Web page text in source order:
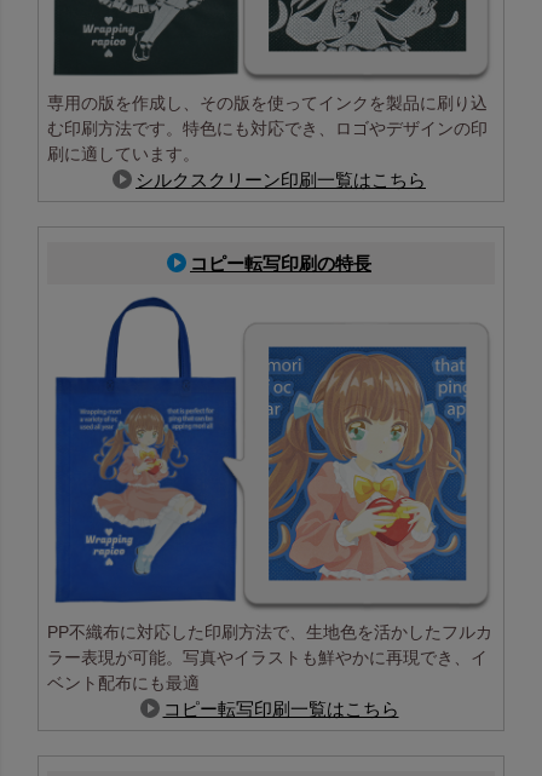
専用の版を作成し、その版を使ってインクを製品に刷り込
む印刷方法です。特色にも対応でき、ロゴやデザインの印
刷に適しています。
シルクスクリーン印刷一覧はこちら
コピー転写印刷の特長
PP不織布に対応した印刷方法で、生地色を活かしたフルカ
ラー表現が可能。写真やイラストも鮮やかに再現でき、イ
ベント配布にも最適
コピー転写印刷一覧はこちら